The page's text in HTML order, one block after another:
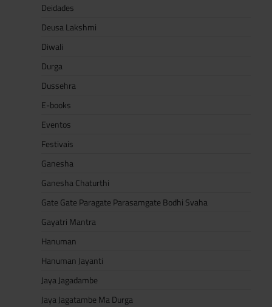
Deidades
Deusa Lakshmi
Diwali
Durga
Dussehra
E-books
Eventos
Festivais
Ganesha
Ganesha Chaturthi
Gate Gate Paragate Parasamgate Bodhi Svaha
Gayatri Mantra
Hanuman
Hanuman Jayanti
Jaya Jagadambe
Jaya Jagatambe Ma Durga